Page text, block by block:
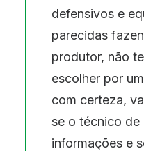
defensivos e
parecidas
produtor, não
escolher por
com certeza,
se o técnico de
informações e